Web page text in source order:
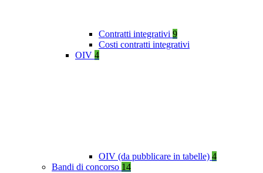
Contratti integrativi 9
Costi contratti integrativi
OIV 4
OIV (da pubblicare in tabelle) 4
Bandi di concorso 14